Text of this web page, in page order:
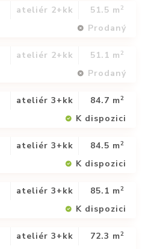
ateliér 2+kk 51.5 m 2
Prodaný
ateliér 2+kk 51.1 m 2
Prodaný
ateliér 3+kk 84.7 m2
K dispozici
ateliér 3+kk 84.5 m2
K dispozici
ateliér 3+kk 85.1 m2
K dispozici
ateliér 3+kk 72.3 m2